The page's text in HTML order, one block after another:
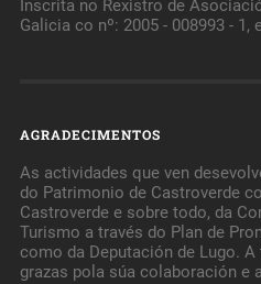
Inscrita no Rexistro de
Galicia co nº: 2005 - 008993 -
AGRADECIMENTOS
As actividades que ven
do Patrimonio de Castroverde
Castroverde e sobre todo, da
Turismo a través do Plan de
como da Deputación de Lugo.
grazas pola súa colaboración e